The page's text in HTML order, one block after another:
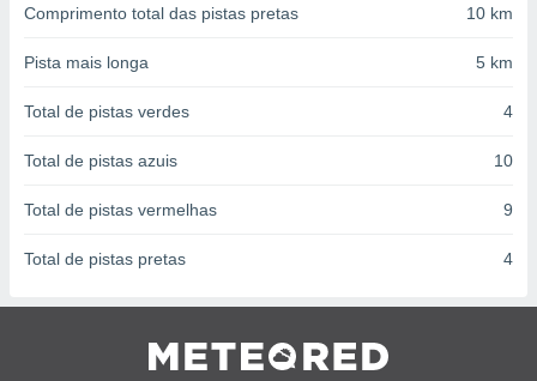
Comprimento total das pistas pretas 10 km
Pista mais longa 5 km
Total de pistas verdes 4
Total de pistas azuis 10
Total de pistas vermelhas 9
Total de pistas pretas 4